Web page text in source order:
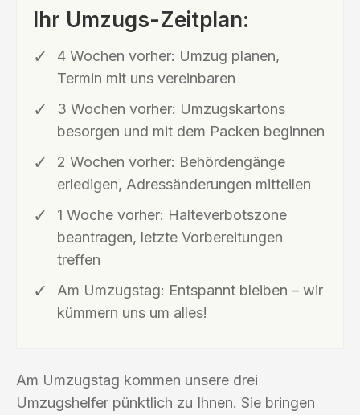
Ihr Umzugs-Zeitplan:
4 Wochen vorher: Umzug planen,
Termin mit uns vereinbaren
3 Wochen vorher: Umzugskartons
besorgen und mit dem Packen beginnen
2 Wochen vorher: Behördengänge
erledigen, Adressänderungen mitteilen
1 Woche vorher: Halteverbotszone
beantragen, letzte Vorbereitungen
treffen
Am Umzugstag: Entspannt bleiben – wir
kümmern uns um alles!
Am Umzugstag kommen unsere drei
Umzugshelfer pünktlich zu Ihnen. Sie bringen